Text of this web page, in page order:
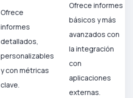
Ofrece
informes
detallados,
personalizables
y con métricas
clave.
Ofrece informes
básicos y más
avanzados con
la integración
con
aplicaciones
externas.